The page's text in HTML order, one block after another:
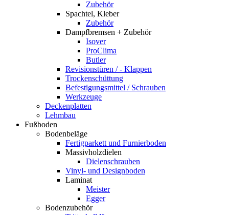
Zubehör
Spachtel, Kleber
Zubehör
Dampfbremsen + Zubehör
Isover
ProClima
Butler
Revisionstüren / - Klappen
Trockenschüttung
Befestigungsmittel / Schrauben
Werkzeuge
Deckenplatten
Lehmbau
Fußboden
Bodenbeläge
Fertigparkett und Furnierboden
Massivholzdielen
Dielenschrauben
Vinyl- und Designboden
Laminat
Meister
Egger
Bodenzubehör